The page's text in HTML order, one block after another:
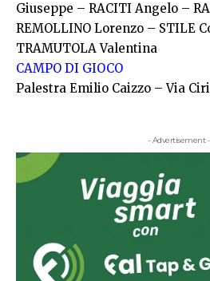
Giuseppe – RACITI Angelo –
REMOLLINO Lorenzo – STILE
TRAMUTOLA Valentina
CAMPO DI GIOCO
Palestra Emilio Caizzo – Via
- Advertisement -